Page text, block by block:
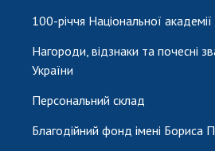
100-річчя Національної академії
Нагороди, відзнаки та почесні
України
Персональний склад
Благодійний фонд імені Бориса